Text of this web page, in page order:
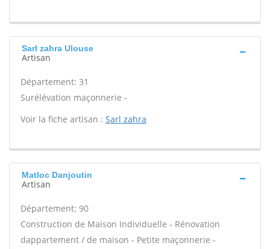
Sarl zahra Ulouse
Artisan
Département: 31
Surélévation maçonnerie -
Voir la fiche artisan : Sarl zahra
Matloc Danjoutin
Artisan
Département: 90
Construction de Maison Individuelle - Rénovation
dappartement / de maison - Petite maçonnerie -